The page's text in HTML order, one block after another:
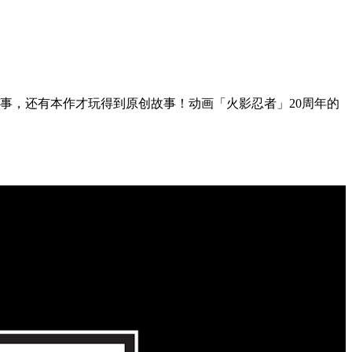
，还有本作才玩得到原创故事！动画「火影忍者」20周年的